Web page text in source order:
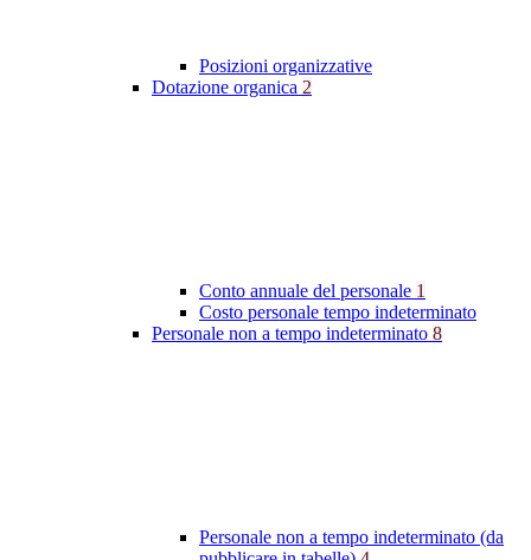
Posizioni organizzative
Dotazione organica 2
Conto annuale del personale 1
Costo personale tempo indeterminato
Personale non a tempo indeterminato 8
Personale non a tempo indeterminato (da